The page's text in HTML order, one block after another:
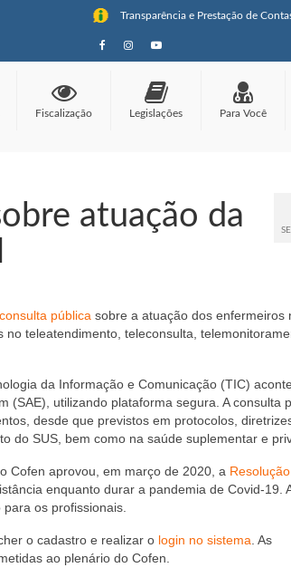
Transparência e Prestação de
Fiscalização Legislações Para Você
atuação da
consulta pública sobre a atuação dos enfermeiros
teleatendimento, teleconsulta,
da Informação e Comunicação (TIC)
(SAE), utilizando plataforma segura. A consulta
desde que previstos em protocolos,
do SUS, bem como na saúde suplementar e
Cofen aprovou, em março de 2020, a Resolução
enquanto durar a pandemia de Covid-19.
os profissionais.
o cadastro e realizar o login no sistema . As
ao plenário do Cofen.